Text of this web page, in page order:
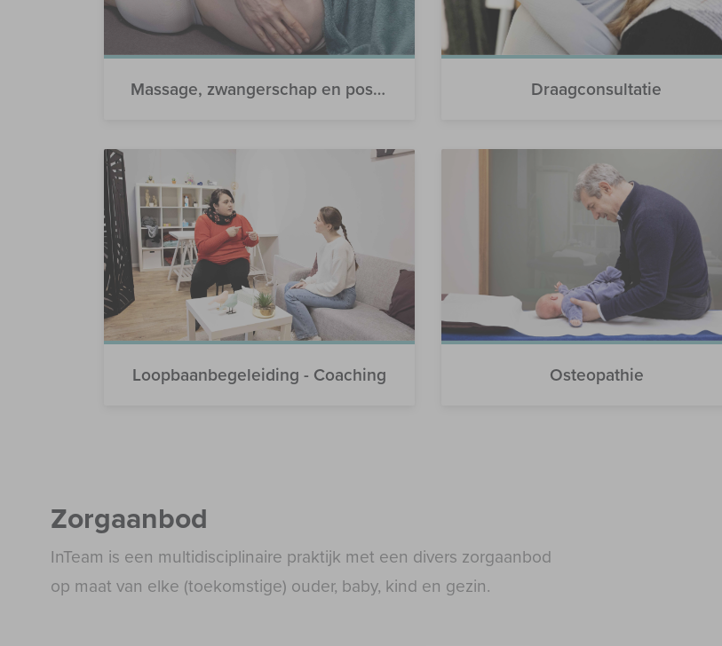
Massage, zwangerschap en postpartum Draagconsultatie
Loopbaanbegeleiding - Coaching Osteopathie
Zorgaanbod
InTeam is een multidisciplinaire praktijk met een divers zorgaanbod
op maat van elke (toekomstige) ouder, baby, kind en gezin.